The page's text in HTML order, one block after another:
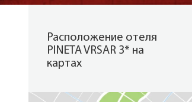
Расположение отеля
PINETA VRSAR 3* на
картах